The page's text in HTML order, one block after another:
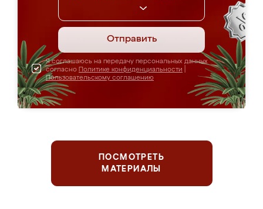
Отправить
Я соглашаюсь на передачу персональных данных
согласно Политике конфиденциальности
Пользовательскому соглашению
ПОСМОТРЕТЬ
МАТЕРИАЛЫ